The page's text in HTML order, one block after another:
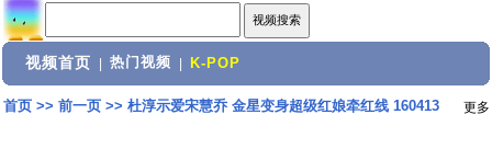
视频首页 热门视频 K-POP
首页>> 前一页>> 杜淳示爱宋慧乔 金星变身超级红娘牵红线 160413 更多